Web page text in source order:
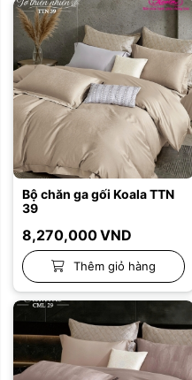
Bộ chăn ga gối Koala TTN
39
8,270,000VND
Thêm giỏ hàng